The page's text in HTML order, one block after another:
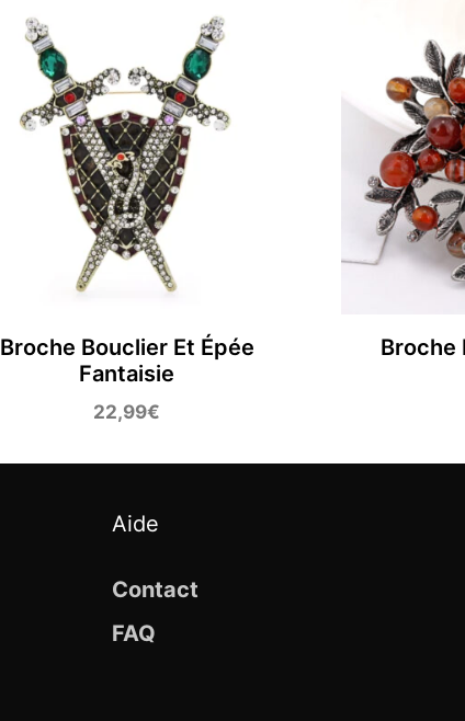
Broche Bouclier Et Épée
Fantaisie
22,99€
Broche
Aide
Contact
FAQ